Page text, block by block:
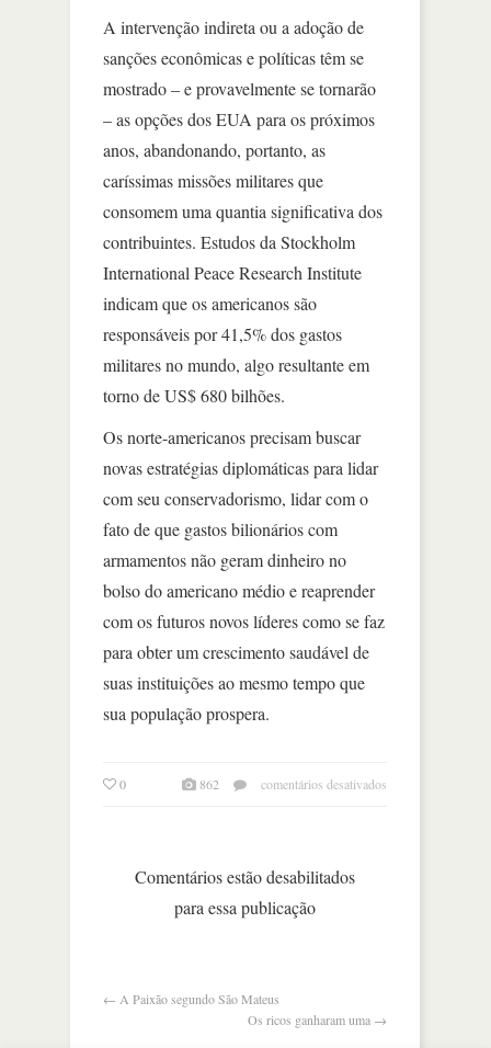
A intervenção indireta ou a adoção de
sanções econômicas e políticas têm se
mostrado – e provavelmente se tornarão
– as opções dos EUA para os próximos
anos, abandonando, portanto, as
caríssimas missões militares que
consomem uma quantia significativa dos
contribuintes. Estudos da Stockholm
International Peace Research Institute
indicam que os americanos são
responsáveis por 41,5% dos gastos
militares no mundo, algo resultante em
torno de US$ 680 bilhões.
Os norte-americanos precisam buscar
novas estratégias diplomáticas para lidar
com seu conservadorismo, lidar com o
fato de que gastos bilionários com
armamentos não geram dinheiro no
bolso do americano médio e reaprender
com os futuros novos líderes como se faz
para obter um crescimento saudável de
suas instituições ao mesmo tempo que
sua população prospera.
0 862 comentários desativados
Comentários estão desabilitados
para essa publicação
← A Paixão segundo São Mateus
Os ricos ganharam uma →